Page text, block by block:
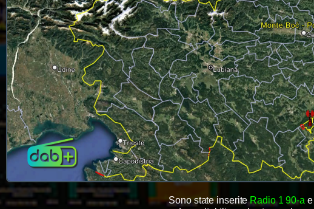
Sono state inseriteRadio 1 90-a e